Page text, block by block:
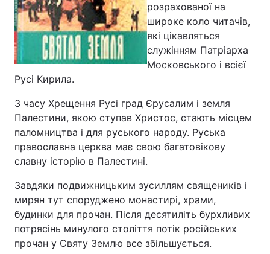
розрахованої на
широке коло читачів,
які цікавляться
служінням Патріарха
Московського і всієї
Русі Кирила.
З часу Хрещення Русі град Єрусалим і земля
Палестини, якою ступав Христос, стають місцем
паломництва і для руського народу. Руська
православна церква має свою багатовікову
славну історію в Палестині.
Завдяки подвижницьким зусиллям священиків і
мирян тут споруджено монастирі, храми,
будинки для прочан. Після десятиліть бурхливих
потрясінь минулого століття потік російських
прочан у Святу Землю все збільшується.